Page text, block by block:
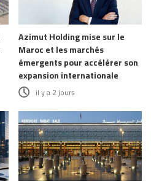
Azimut Holding mise sur le
Maroc et les marchés
émergents pour accélérer son
expansion internationale
il y a 2 jours